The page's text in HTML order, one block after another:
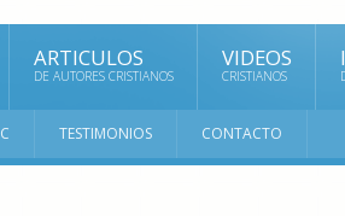
ARTICULOS
DE AUTORES CRISTIANOS
VIDEOS
CRISTIANOS
TESTIMONIOS CONTACTO